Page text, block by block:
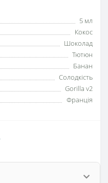
5 мл
Кокос
Шоколад
Тютюн
Банан
Солодкість
Gorilla v2
Франція